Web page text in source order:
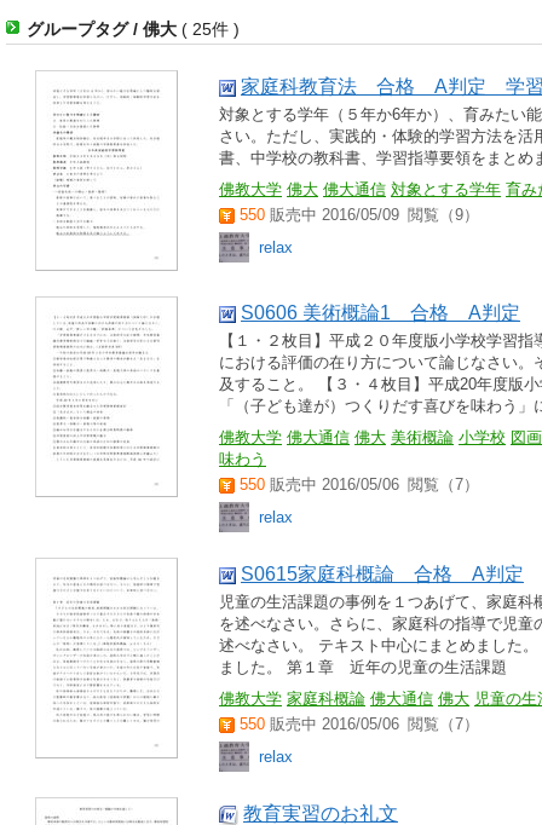
グループタグ / 佛大 ( 25件 )
家庭科教育法 合格 A判定 学習
対象とする学年（５年か6年か）、育みたい
さい。ただし、実践的・体験的学習方法を
書、中学校の教科書、学習指導要領をまと
佛教大学 佛大 佛大通信 対象とする学年 育み
550 販売中 2016/05/09 閲覧（9）
relax
S0606 美術概論1 合格 A判定
【１・２枚目】平成２０年度版小学校学習
における評価の在り方について論じなさい
及すること。 【３・４枚目】平成20年度版
「（子ども達が）つくりだす喜びを味わう」
佛教大学 佛大通信 佛大 美術概論 小学校 図
味わう
550 販売中 2016/05/06 閲覧（7）
relax
S0615家庭科概論 合格 A判定
児童の生活課題の事例を１つあげて、家庭
を述べなさい。さらに、家庭科の指導で児
述べなさい。 テキスト中心にまとめました
ました。 第１章 近年の児童の生活課題
佛教大学 家庭科概論 佛大通信 佛大 児童の生
550 販売中 2016/05/06 閲覧（7）
relax
教育実習のお礼文